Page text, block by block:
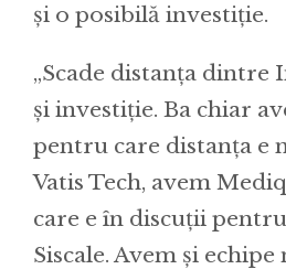
și o posibilă investiție.
„Scade distanța dintre
și investiție. Ba chiar
pentru care distanța e
Vatis Tech, avem
care e în discuții
Siscale. Avem și